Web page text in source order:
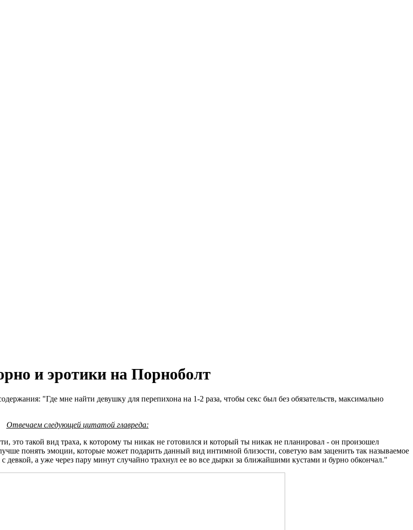
и эротики на Порноболт
"Где мне найти девушку для перепихона на 1-2 раза, чтобы секс был без обязательств, максимально
Отвечаем следующей цитатой главреда:
это такой вид траха, к которому ты никак не готовился и который ты никак не планировал - он произошел
понять эмоции, которые может подарить данный вид интимной близости, советую вам заценить так называемое
девкой, а уже через пару минут случайно трахнул ее во все дырки за ближайшими кустами и бурно обкончал."